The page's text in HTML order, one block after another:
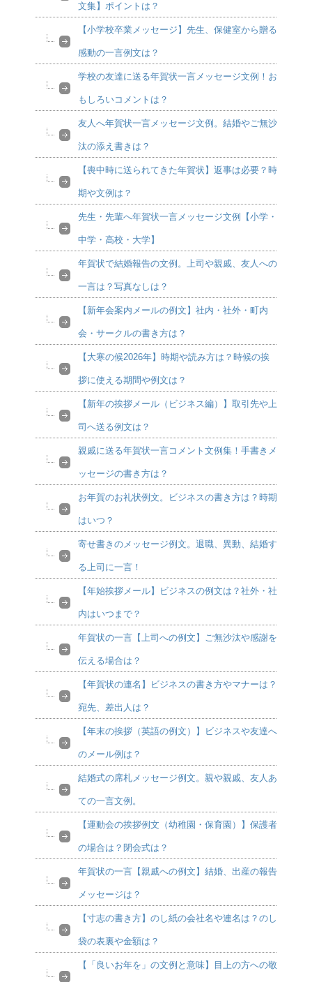
文集】ポイントは？
【小学校卒業メッセージ】先生、保健室から贈る
感動の一言例文は？
学校の友達に送る年賀状一言メッセージ文例！お
もしろいコメントは？
友人へ年賀状一言メッセージ文例。結婚やご無沙
汰の添え書きは？
【喪中時に送られてきた年賀状】返事は必要？時
期や文例は？
先生・先輩へ年賀状一言メッセージ文例【小学・
中学・高校・大学】
年賀状で結婚報告の文例。上司や親戚、友人への
一言は？写真なしは？
【新年会案内メールの例文】社内・社外・町内
会・サークルの書き方は？
【大寒の候2026年】時期や読み方は？時候の挨
拶に使える期間や例文は？
【新年の挨拶メール（ビジネス編）】取引先や上
司へ送る例文は？
親戚に送る年賀状一言コメント文例集！手書きメ
ッセージの書き方は？
お年賀のお礼状例文。ビジネスの書き方は？時期
はいつ？
寄せ書きのメッセージ例文。退職、異動、結婚す
る上司に一言！
【年始挨拶メール】ビジネスの例文は？社外・社
内はいつまで？
年賀状の一言【上司への例文】ご無沙汰や感謝を
伝える場合は？
【年賀状の連名】ビジネスの書き方やマナーは？
宛先、差出人は？
【年末の挨拶（英語の例文）】ビジネスや友達へ
のメール例は？
結婚式の席札メッセージ例文。親や親戚、友人あ
ての一言文例。
【運動会の挨拶例文（幼稚園・保育園）】保護者
の場合は？閉会式は？
年賀状の一言【親戚への例文】結婚、出産の報告
メッセージは？
【寸志の書き方】のし紙の会社名や連名は？のし
袋の表裏や金額は？
【「良いお年を」の文例と意味】目上の方への敬